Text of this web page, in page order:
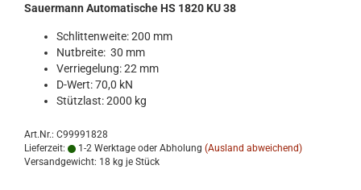
Sauer­mann Au­to­ma­ti­sche HS 1820 KU 38
Schlit­ten­wei­te: 200 mm
Nut­brei­te: 30 mm
Ver­rie­ge­lung: 22 mm
D-​Wert: 70,0 kN
Stütz­last: 2000 kg
Art.Nr.: C99991828
Lieferzeit:
1-2 Werktage oder Abholung (Ausland abweichend)
Versandgewicht: 18 kg je Stück